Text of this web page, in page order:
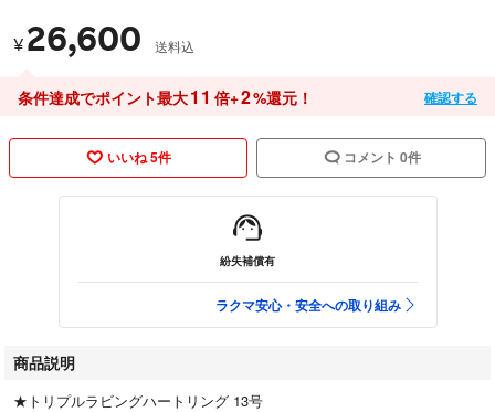
¥ 26,600 送料込
条件達成でポイント最大11 倍+2%還元！ 確認する
いいね 5件 コメント 0件
紛失補償有
ラクマ安心・安全への取り組み
商品説明
★トリプルラビングハートリング 13号